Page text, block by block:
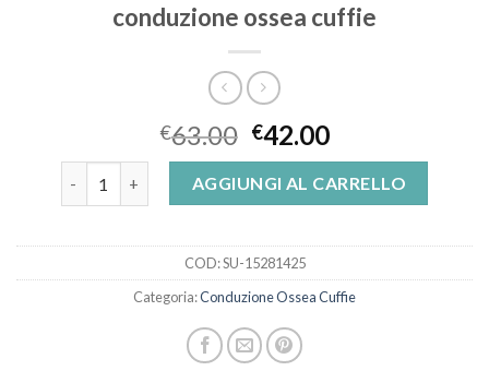
conduzione ossea cuffie
€63.00 €42.00
conduzione ossea cuffie quantità
AGGIUNGI AL CARRELLO
COD:SU-15281425
Categoria:Conduzione Ossea Cuffie